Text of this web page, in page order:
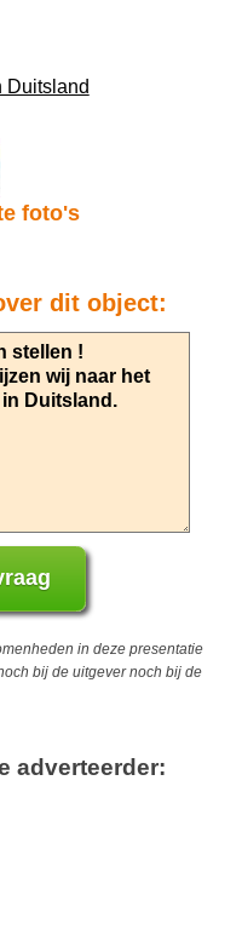
Duitsland
foto's
dit object:
in deze presentatie
bij de uitgever noch bij de
adverteerder: